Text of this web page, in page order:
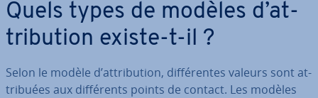
Quels types de modèles d’at­
tri­bu­tion existe-t-il ?
Selon le modèle d’at­tri­bu­tion, dif­fé­rentes valeurs sont at­
tri­buées aux dif­fé­rents points de contact. Les modèles